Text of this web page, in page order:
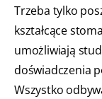
Trzeba tylko
kształcące
umożliwiają
doświadczenia
Wszystko